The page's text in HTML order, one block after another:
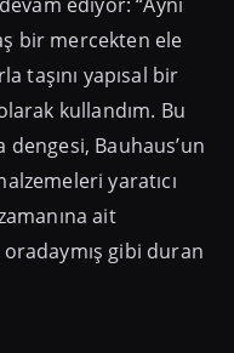
bir mercekten ele
taşını yapısal bir
kullandım. Bu
Bauhaus’un
yaratıcı
ait
gibi duran